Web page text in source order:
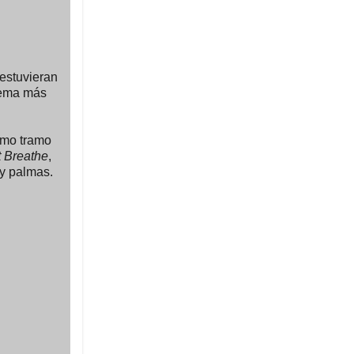
más
tramo
Breathe,
palmas.